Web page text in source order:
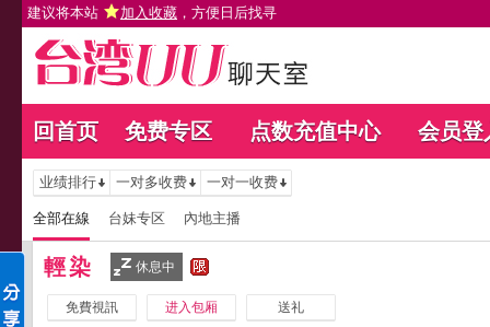
建议将本站 加入收藏 ，方便日后找寻
回首页 免费专区 点数充值中心 会员登
业绩排行 一对多收费 一对一收费
全部在線 台妹专区 內地主播
輕染 休息中
免費視訊 进入包厢 送礼